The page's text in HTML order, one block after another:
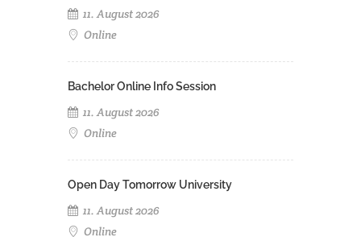
11. August 2026
Online
Bachelor Online Info Session
11. August 2026
Online
Open Day Tomorrow University
11. August 2026
Online